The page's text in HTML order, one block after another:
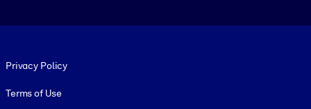
Privacy Policy
Terms of Use